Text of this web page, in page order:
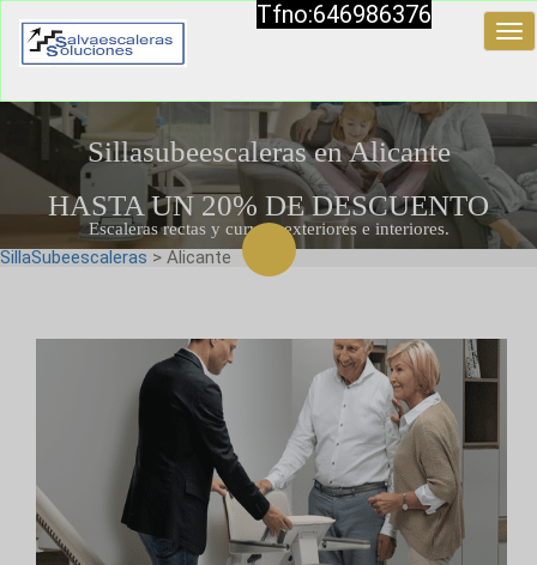
Tfno:646986376
Sillasubeescaleras en Alicante
HASTA UN 20% DE DESCUENTO
Escaleras rectas y curvas, exteriores e interiores.
SillaSubeescaleras > Alicante